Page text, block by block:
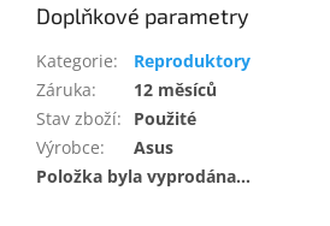
Doplňkové parametry
Kategorie:
Reproduktory
Záruka:
12 měsíců
Stav zboží:
Použité
Výrobce:
Asus
Položka byla vyprodána…